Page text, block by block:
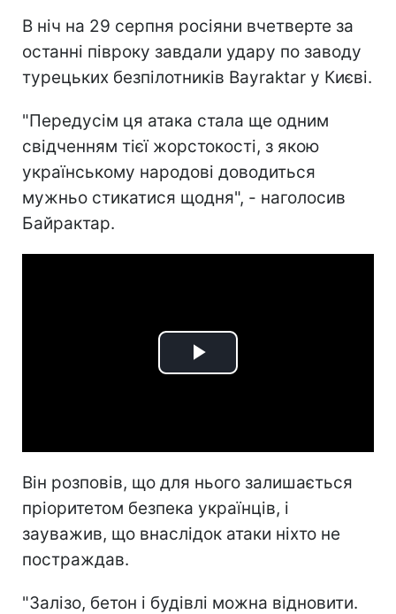
В ніч на 29 серпня росіяни вчетверте за
останні півроку завдали удару по заводу
турецьких безпілотників Bayraktar у Києві.
"Передусім ця атака стала ще одним
свідченням тієї жорстокості, з якою
українському народові доводиться
мужньо стикатися щодня", - наголосив
Байрактар.
Play
Він розповів, що для нього залишається
пріоритетом безпека українців, і
зауважив, що внаслідок атаки ніхто не
постраждав.
"Залізо, бетон і будівлі можна відновити.